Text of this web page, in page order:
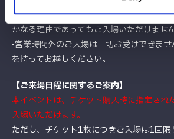
•最終入場は閉館10分前までとなります。
かなる理由であってもご入場いただけません
•営業時間外のご入場は一切お受けできま
を持ってお越しください。
【ご来場日程に関するご案内】
本イベントは、チケット購入時に指定され
入場いただけます。
ただし、チケット1枚につきご入場は1回限